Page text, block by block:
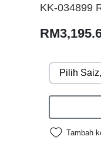
KK-034899
Tambah